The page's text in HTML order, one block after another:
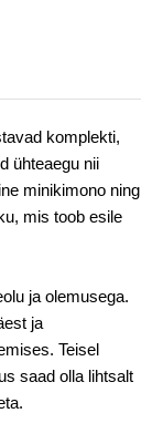
komplekti,
ühteaegu nii
minikimono ning
mis toob esile
ja olemusega.
ja
Teisel
saad olla lihtsalt